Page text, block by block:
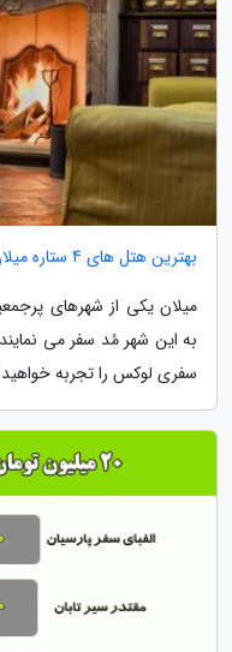
بهترین هتل های 4 ستاره میلان؛ شهر عاشقان مُد در ایتالیا
میلان یکی از شهرهای
سفری لوکس را تجربه